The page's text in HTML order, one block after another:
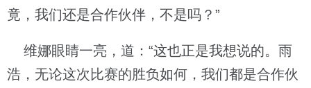
竟，我们还是合作伙伴，不是吗？”
维娜眼睛一亮，道：“这也正是我想说的。雨
浩，无论这次比赛的胜负如何，我们都是合作伙